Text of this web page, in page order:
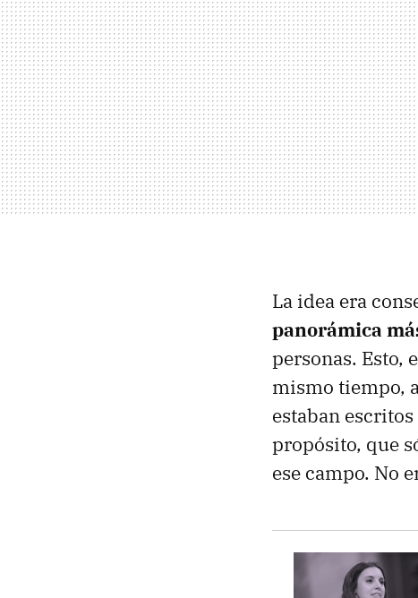
La idea era
panorámica
personas. Esto,
mismo tiempo,
estaban
propósito, que
ese campo. No